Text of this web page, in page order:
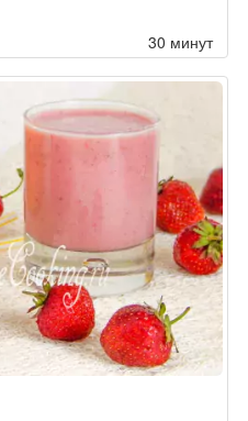
30 минут